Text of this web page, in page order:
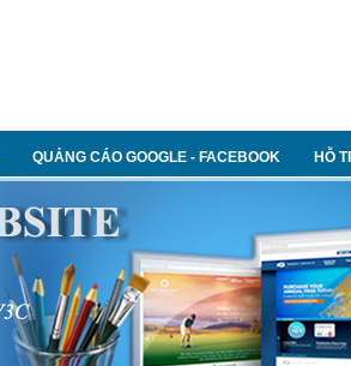
QUẢNG CÁO GOOGLE - FACEBOOK HỖ